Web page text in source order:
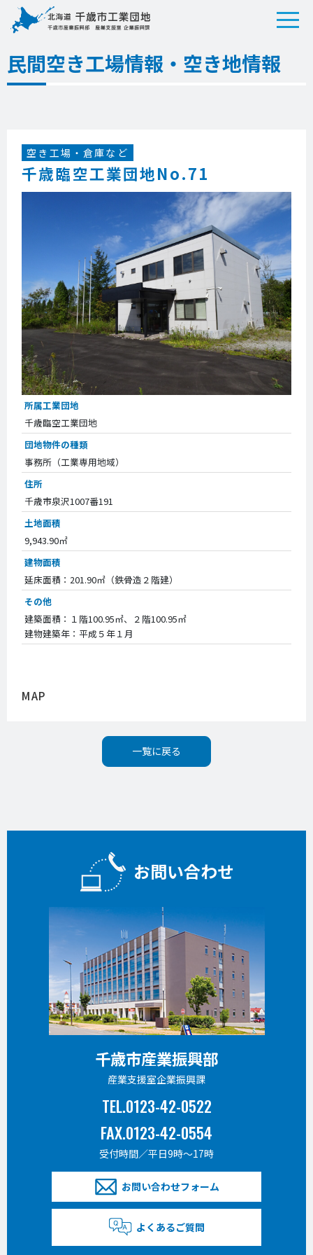
民間空き工場情報・空き地情報
空き工場・倉庫など
千歳臨空工業団地No.71
所属工業団地
千歳臨空工業団地
団地物件の種類
事務所（工業専用地域）
住所
千歳市泉沢1007番191
土地面積
9,943.90㎡
建物面積
延床面積：201.90㎡（鉄骨造２階建）
その他
建築面積：１階100.95㎡、２階100.95㎡
建物建築年：平成５年１月
MAP
一覧に戻る
お問い合わせ
千歳市産業振興部
産業支援室企業振興課
TEL.0123-42-0522
FAX.0123-42-0554
受付時間／平日9時〜17時
お問い合わせフォーム
よくあるご質問